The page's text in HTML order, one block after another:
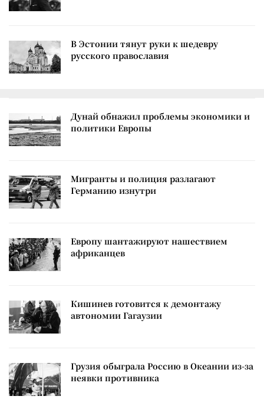
В Эстонии тянут руки к шедевру
русского православия
Дунай обнажил проблемы экономики и
политики Европы
Мигранты и полиция разлагают
Германию изнутри
Европу шантажируют нашествием
африканцев
Кишинев готовится к демонтажу
автономии Гагаузии
Грузия обыграла Россию в Океании из-за
неявки противника